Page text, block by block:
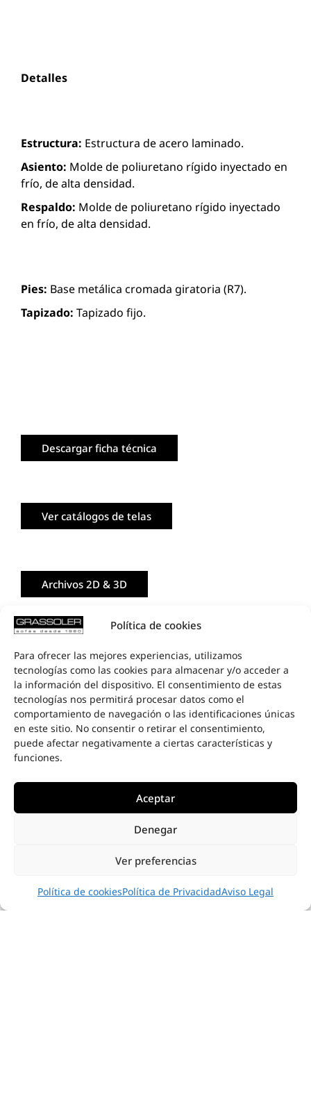
Política de cookies
Para ofrecer las mejores experiencias, utilizamos
tecnologías como las cookies para almacenar y/o acceder a
la información del dispositivo. El consentimiento de estas
tecnologías nos permitirá procesar datos como el
comportamiento de navegación o las identificaciones únicas
en este sitio. No consentir o retirar el consentimiento,
puede afectar negativamente a ciertas características y
funciones.
Aceptar
Denegar
Ver preferencias
Política de cookiesPolítica de PrivacidadAviso Legal
Detalles
Estructura: Estructura de acero laminado.
Asiento: Molde de poliuretano rígido inyectado en
frío, de alta densidad.
Respaldo: Molde de poliuretano rígido inyectado
en frío, de alta densidad.
Pies: Base metálica cromada giratoria (R7).
Tapizado: Tapizado fijo.
Descargar ficha técnica
Ver catálogos de telas
Archivos 2D & 3D